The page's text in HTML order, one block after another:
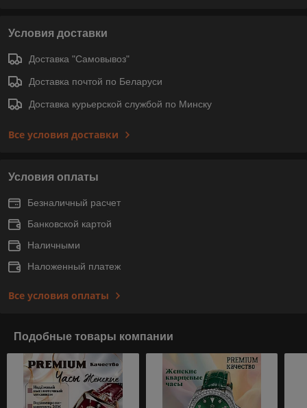
Условия доставки
Доставка "Самовывоз"
Доставка почтой по Беларуси
Доставка курьерской службой по Минску
Все условия доставки
Условия оплаты
Безналичный расчет
Банковской картой
Наличными
Наложенный платеж
Все условия оплаты
Подобные товары компании